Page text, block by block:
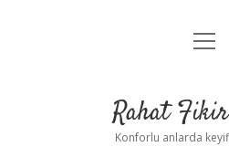
Anasayfa
Yasal
Rahat
Konforlu anlarda